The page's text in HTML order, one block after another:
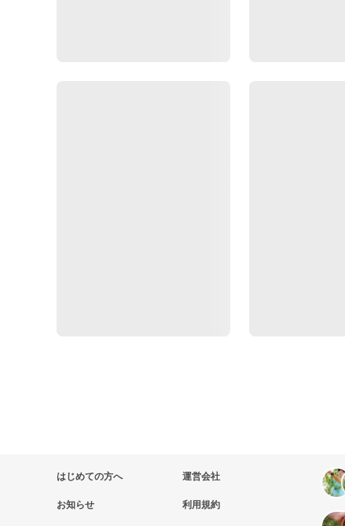
はじめての方へ
お知らせ
運営会社
利用規約